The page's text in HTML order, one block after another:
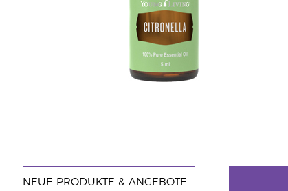
NEUE PRODUKTE & ANGEBOTE